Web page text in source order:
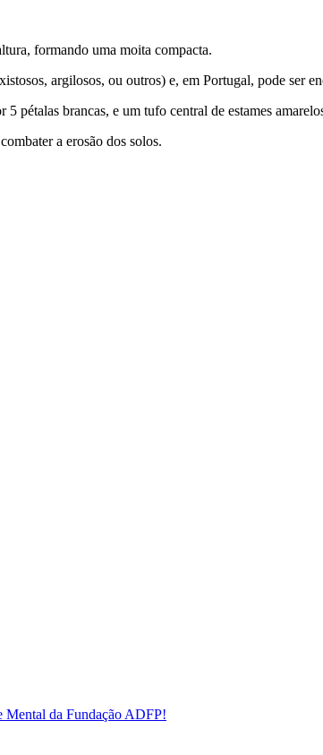
formando uma moita compacta.
argilosos, ou outros) e, em Portugal, pode ser
pétalas brancas, e um tufo central de estames
a erosão dos solos.